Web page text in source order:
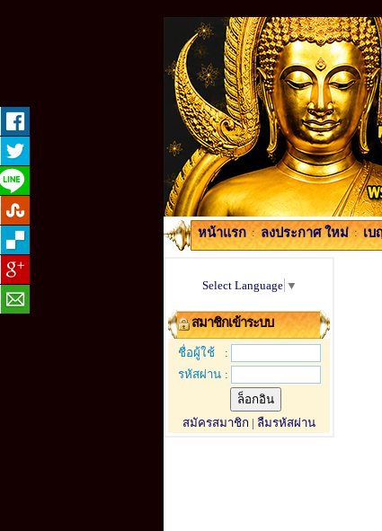
หน้าแรก : ลงประกาศ ใหม่ : เบ
Select Language ▼
สมาชิกเข้าระบบ
ชื่อผู้ใช้
:
รหัสผ่าน :
สมัครสมาชิก | ลืมรหัสผ่าน